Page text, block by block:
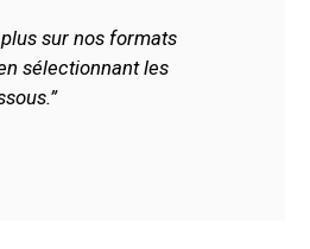
sur nos formats
sélectionnant les